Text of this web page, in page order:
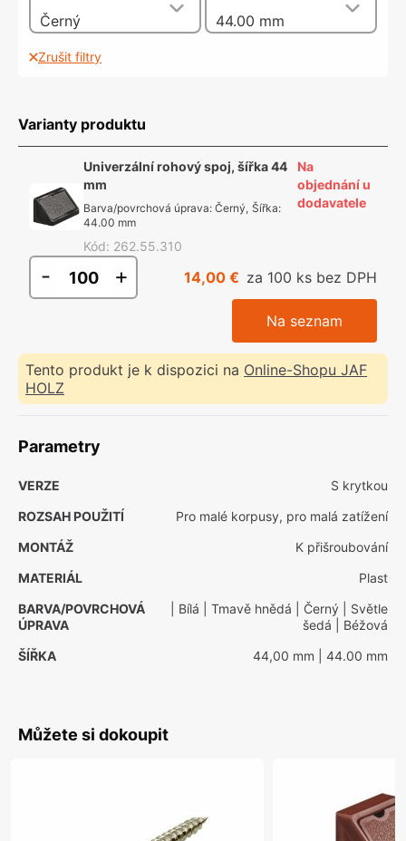
Černý 44.00 mm
Zrušit filtry
Varianty produktu
Univerzální rohový spoj, šířka 44
mm
Barva/povrchová úprava: Černý, Šířka:
44.00 mm
Kód: 262.55.310
Na
objednání u
dodavatele
- + 14,00 € za 100 ks bez DPH
Na seznam
Tento produkt je k dispozici na Online-Shopu JAF
HOLZ
Parametry
VERZE
S krytkou
ROZSAH POUŽITÍ
Pro malé korpusy, pro malá zatížení
MONTÁŽ
K přišroubování
MATERIÁL
Plast
BARVA/POVRCHOVÁ
ÚPRAVA
| Bílá | Tmavě hnědá | Černý | Světle
šedá | Béžová
ŠÍŘKA
44,00 mm | 44.00 mm
Můžete si dokoupit